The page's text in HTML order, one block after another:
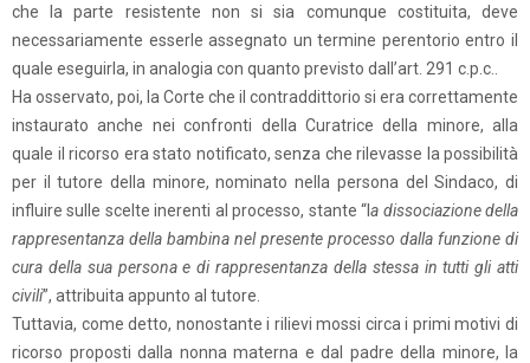
che la parte resistente non si sia comunque costituita, deve
necessariamente esserle assegnato un termine perentorio entro il
quale eseguirla, in analogia con quanto previsto dall’art. 291 c.p.c..
Ha osservato, poi, la Corte che il contraddittorio si era correttamente
instaurato anche nei confronti della Curatrice della minore, alla
quale il ricorso era stato notificato, senza che rilevasse la possibilità
per il tutore della minore, nominato nella persona del Sindaco, di
influire sulle scelte inerenti al processo, stante “la dissociazione della
rappresentanza della bambina nel presente processo dalla funzione di
cura della sua persona e di rappresentanza della stessa in tutti gli atti
civili”, attribuita appunto al tutore.
Tuttavia, come detto, nonostante i rilievi mossi circa i primi motivi di
ricorso proposti dalla nonna materna e dal padre della minore, la